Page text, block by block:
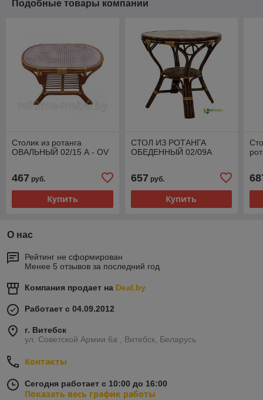
Подобные товары компании
Столик из ротанга
ОВАЛЬНЫЙ 02/15 А - OV
467 руб.
Купить
СТОЛ ИЗ РОТАНГА
ОБЕДЕННЫЙ 02/09А
657 руб.
Купить
О нас
Рейтинг не сформирован
Менее 5 отзывов за последний год
Компания продает на Deal.by
Работает с 04.09.2012
г. Витебск
ул. Советской Армии 6а , Витебск, Беларусь
Контакты
Сегодня работает с 10:00 до 16:00
Показать весь график работы